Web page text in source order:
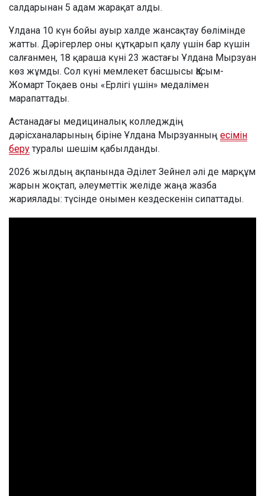
салдарынан 5 адам жарақат алды.
Ұлдана 10 күн бойы ауыр халде жансақтау бөлімінде
жатты. Дәрігерлер оны құтқарып қалу үшін бар күшін
салғанмен, 18 қараша күні 23 жастағы Ұлдана Мырзуан
көз жұмды. Сол күні мемлекет басшысы Қасым-
Жомарт Тоқаев оны «Ерлігі үшін» медалімен
марапаттады.
Астанадағы медициналық колледждің
дәрісханаларының біріне Ұлдана Мырзуанның есімін
беру туралы шешім қабылданды.
2026 жылдың ақпанында Әділет Зейнел әлі де марқұм
жарын жоқтап, әлеуметтік желіде жаңа жазба
жариялады: түсінде онымен кездескенін сипаттады.